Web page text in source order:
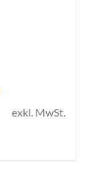
exkl. MwSt.